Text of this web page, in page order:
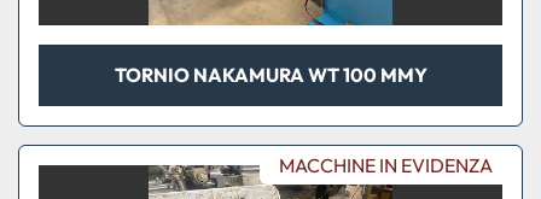
TORNIO NAKAMURA WT 100 MMY
MACCHINE IN EVIDENZA